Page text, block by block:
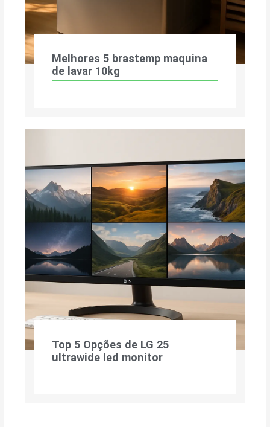
Melhores 5 brastemp maquina
de lavar 10kg
Top 5 Opções de LG 25
ultrawide led monitor